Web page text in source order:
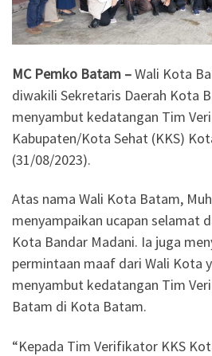
MC Pemko Batam –Wali Kota
diwakili Sekretaris Daerah Kota
menyambut kedatangan Tim
Kabupaten/Kota Sehat (KKS)
(31/08/2023).
Atas nama Wali Kota Batam,
menyampaikan ucapan selamat
Kota Bandar Madani. Ia juga
permintaan maaf dari Wali Kota
menyambut kedatangan Tim
Batam di Kota Batam.
“Kepada Tim Verifikator KKS